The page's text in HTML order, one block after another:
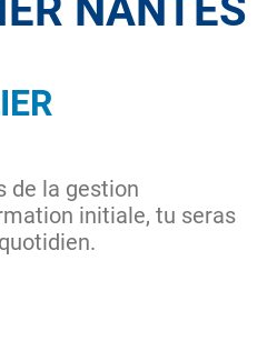
NANTES
de la gestion
initiale, tu seras